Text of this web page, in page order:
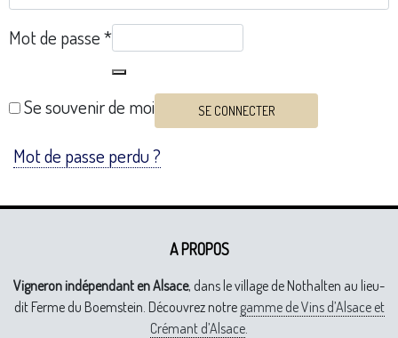
Mot de passe*
Se souvenir de moi SE CONNECTER
Mot de passe perdu ?
A PROPOS
Vigneron indépendant en Alsace, dans le village de Nothalten au lieu-
dit Ferme du Boemstein. Découvrez notre gamme de Vins d’Alsace et
Crémant d’Alsace.